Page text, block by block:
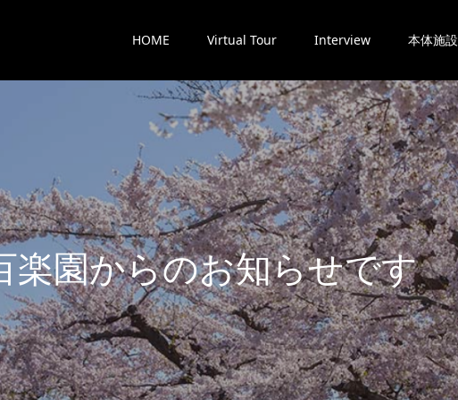
HOME Virtual Tour Interview 本体施設
楽園からのお知らせです。